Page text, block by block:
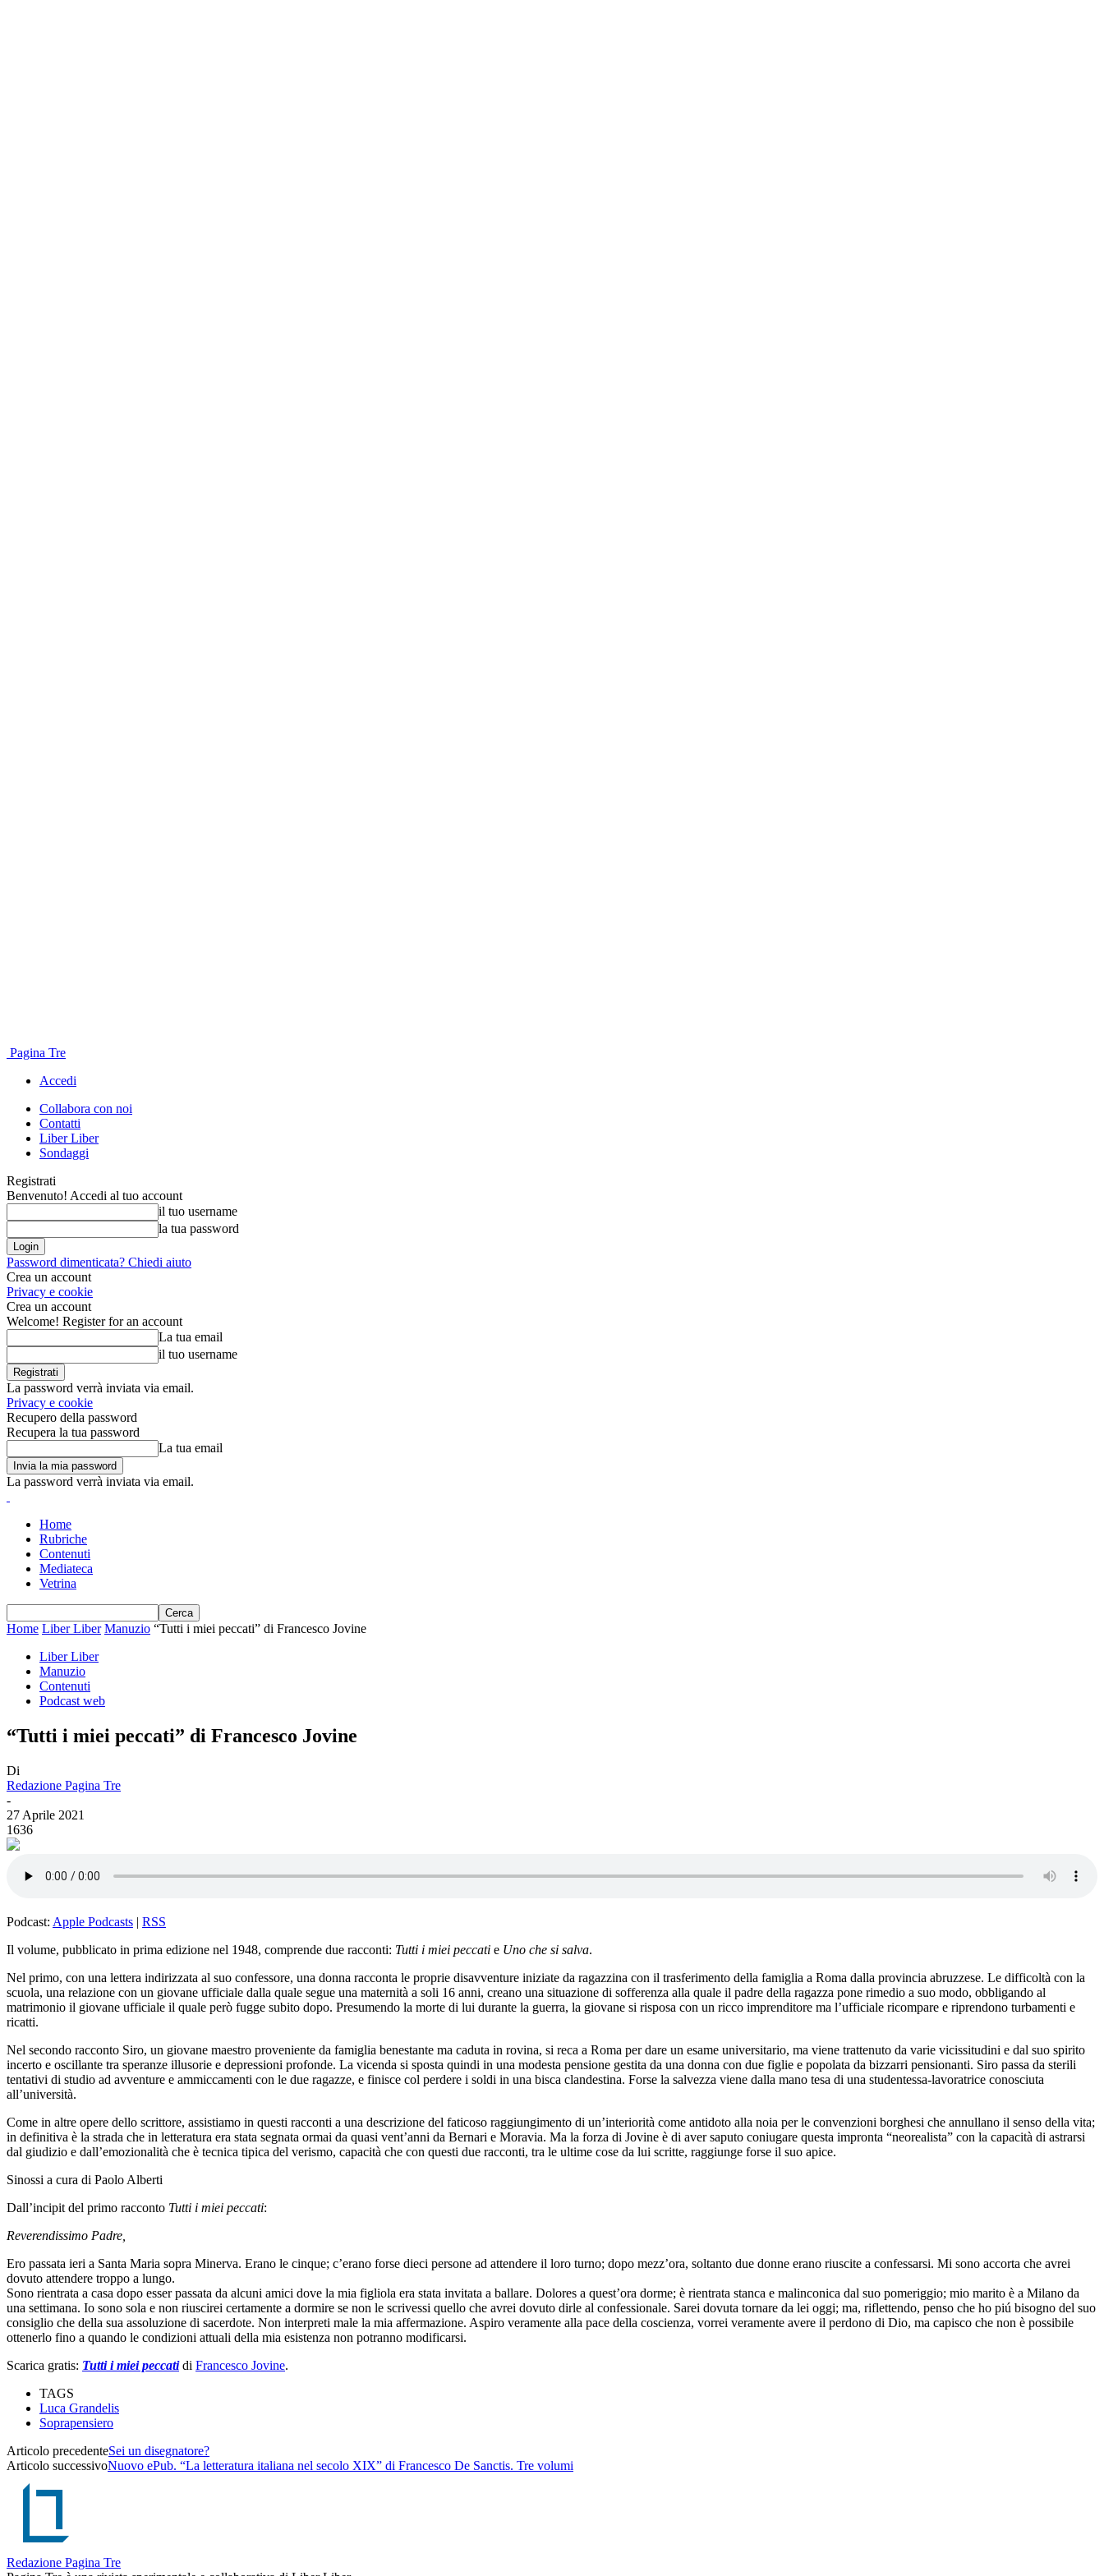
Pagina Tre
Accedi
Collabora con noi
Contatti
Liber Liber
Sondaggi
Registrati
Benvenuto! Accedi al tuo account
il tuo username
la tua password
Password dimenticata? Chiedi aiuto
Crea un account
Privacy e cookie
Crea un account
Welcome! Register for an account
La tua email
il tuo username
La password verrà inviata via email.
Privacy e cookie
Recupero della password
Recupera la tua password
La tua email
La password verrà inviata via email.
Home
Rubriche
Contenuti
Mediateca
Vetrina
Home Liber Liber Manuzio “Tutti i miei peccati” di Francesco Jovine
Liber Liber
Manuzio
Contenuti
Podcast web
“Tutti i miei peccati” di Francesco Jovine
Di
Redazione Pagina Tre
-
27 Aprile 2021
1636
Podcast: Apple Podcasts | RSS
Il volume, pubblicato in prima edizione nel 1948, comprende due racconti: Tutti i miei peccati e Uno che si salva.
Nel primo, con una lettera indirizzata al suo confessore, una donna racconta le proprie disavventure iniziate da ragazzina con il trasferimento della famiglia a Roma dalla provincia abruzzese. Le difficoltà con la
scuola, una relazione con un giovane ufficiale dalla quale segue una maternità a soli 16 anni, creano una situazione di sofferenza alla quale il padre della ragazza pone rimedio a suo modo, obbligando al
matrimonio il giovane ufficiale il quale però fugge subito dopo. Presumendo la morte di lui durante la guerra, la giovane si risposa con un ricco imprenditore ma l’ufficiale ricompare e riprendono turbamenti e
ricatti.
Nel secondo racconto Siro, un giovane maestro proveniente da famiglia benestante ma caduta in rovina, si reca a Roma per dare un esame universitario, ma viene trattenuto da varie vicissitudini e dal suo spirito
incerto e oscillante tra speranze illusorie e depressioni profonde. La vicenda si sposta quindi in una modesta pensione gestita da una donna con due figlie e popolata da bizzarri pensionanti. Siro passa da sterili
tentativi di studio ad avventure e ammiccamenti con le due ragazze, e finisce col perdere i soldi in una bisca clandestina. Forse la salvezza viene dalla mano tesa di una studentessa-lavoratrice conosciuta
all’università.
Come in altre opere dello scrittore, assistiamo in questi racconti a una descrizione del faticoso raggiungimento di un’interiorità come antidoto alla noia per le convenzioni borghesi che annullano il senso della vita;
in definitiva è la strada che in letteratura era stata segnata ormai da quasi vent’anni da Bernari e Moravia. Ma la forza di Jovine è di aver saputo coniugare questa impronta “neorealista” con la capacità di astrarsi
dal giudizio e dall’emozionalità che è tecnica tipica del verismo, capacità che con questi due racconti, tra le ultime cose da lui scritte, raggiunge forse il suo apice.
Sinossi a cura di Paolo Alberti
Dall’incipit del primo racconto Tutti i miei peccati:
Reverendissimo Padre,
Ero passata ieri a Santa Maria sopra Minerva. Erano le cinque; c’erano forse dieci persone ad attendere il loro turno; dopo mezz’ora, soltanto due donne erano riuscite a confessarsi. Mi sono accorta che avrei
dovuto attendere troppo a lungo.
Sono rientrata a casa dopo esser passata da alcuni amici dove la mia figliola era stata invitata a ballare. Dolores a quest’ora dorme; è rientrata stanca e malinconica dal suo pomeriggio; mio marito è a Milano da
una settimana. Io sono sola e non riuscirei certamente a dormire se non le scrivessi quello che avrei dovuto dirle al confessionale. Sarei dovuta tornare da lei oggi; ma, riflettendo, penso che ho piú bisogno del suo
consiglio che della sua assoluzione di sacerdote. Non interpreti male la mia affermazione. Aspiro veramente alla pace della coscienza, vorrei veramente avere il perdono di Dio, ma capisco che non è possibile
ottenerlo fino a quando le condizioni attuali della mia esistenza non potranno modificarsi.
Scarica gratis: Tutti i miei peccatidi Francesco Jovine.
TAGS
Luca Grandelis
Soprapensiero
Articolo precedenteSei un disegnatore?
Articolo successivoNuovo ePub. “La letteratura italiana nel secolo XIX” di Francesco De Sanctis. Tre volumi
Redazione Pagina Tre